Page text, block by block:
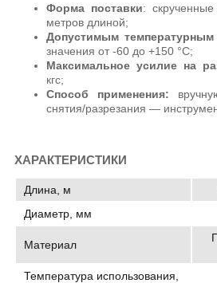
Форма поставки:
метров длиной;
Допустимым температурным
значения от -60 до +150 °C;
Максимальное усилие на
кгс;
Способ применения:
снятия/разрезания —
ХАРАКТЕРИСТИКИ
Длина, м
Диаметр, мм
Материал
Температура использования,